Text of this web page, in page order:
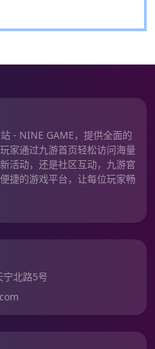
- NINE GAME，提供全面的
家通过九游首页轻松访问海量
活动，还是社区互动，九游官
捷的游戏平台，让每位玩家畅
宁北路5号